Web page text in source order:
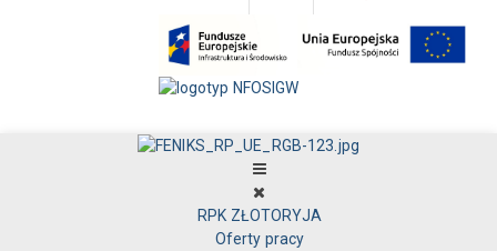
RPK ZŁOTORYJA
Oferty pracy